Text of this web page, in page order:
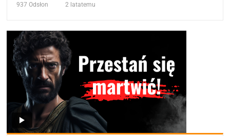
937 Odsłon 2 latatemu